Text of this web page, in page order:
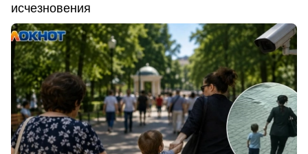
исчезновения